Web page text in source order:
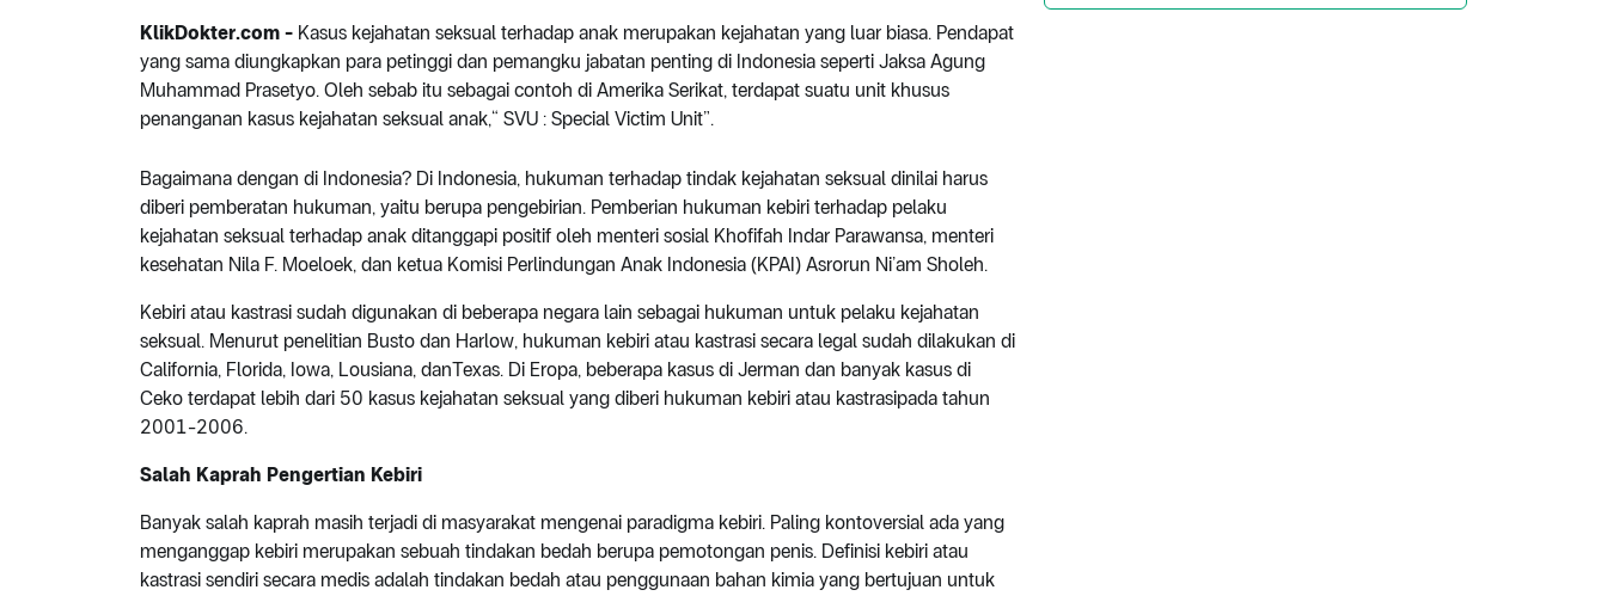
KlikDokter.com - Kasus kejahatan seksual terhadap anak merupakan kejahatan yang luar biasa. Pendapat
yang sama diungkapkan para petinggi dan pemangku jabatan penting di Indonesia seperti Jaksa Agung
Muhammad Prasetyo. Oleh sebab itu sebagai contoh di Amerika Serikat, terdapat suatu unit khusus
penanganan kasus kejahatan seksual anak,“ SVU : Special Victim Unit”.
Bagaimana dengan di Indonesia? Di Indonesia, hukuman terhadap tindak kejahatan seksual dinilai harus
diberi pemberatan hukuman, yaitu berupa pengebirian. Pemberian hukuman kebiri terhadap pelaku
kejahatan seksual terhadap anak ditanggapi positif oleh menteri sosial Khofifah Indar Parawansa, menteri
kesehatan Nila F. Moeloek, dan ketua Komisi Perlindungan Anak Indonesia (KPAI) Asrorun Ni’am Sholeh.
Kebiri atau kastrasi sudah digunakan di beberapa negara lain sebagai hukuman untuk pelaku kejahatan
seksual. Menurut penelitian Busto dan Harlow, hukuman kebiri atau kastrasi secara legal sudah dilakukan di
California, Florida, Iowa, Lousiana, danTexas. Di Eropa, beberapa kasus di Jerman dan banyak kasus di
Ceko terdapat lebih dari 50 kasus kejahatan seksual yang diberi hukuman kebiri atau kastrasipada tahun
2001-2006.
Salah Kaprah Pengertian Kebiri
Banyak salah kaprah masih terjadi di masyarakat mengenai paradigma kebiri. Paling kontoversial ada yang
menganggap kebiri merupakan sebuah tindakan bedah berupa pemotongan penis. Definisi kebiri atau
kastrasi sendiri secara medis adalah tindakan bedah atau penggunaan bahan kimia yang bertujuan untuk